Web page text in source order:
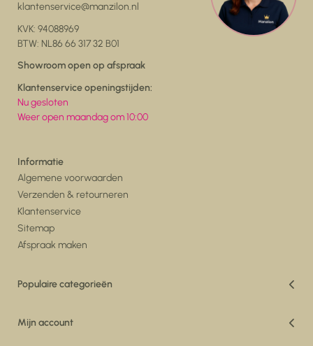
klantenservice@manzilon.nl
KVK: 94088969
BTW: NL86 66 317 32 B01
Showroom open op afspraak
Klantenservice openingstijden:
Nu gesloten
Weer open maandag om 10:00
Informatie
Algemene voorwaarden
Verzenden & retourneren
Klantenservice
Sitemap
Afspraak maken
Populaire categorieën
Woonkamer
Mijn account